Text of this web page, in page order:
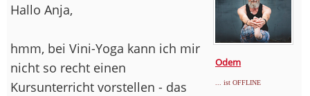
Odem
... ist OFFLINE
Hallo Anja,
hmm, bei Vini-Yoga kann ich mir
nicht so recht einen
Kursunterricht vorstellen - das